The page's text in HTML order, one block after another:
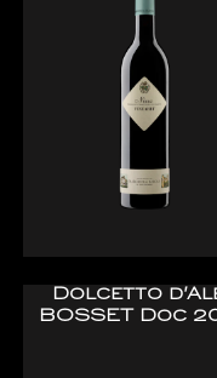
Dolcetto
BOSSET Doc